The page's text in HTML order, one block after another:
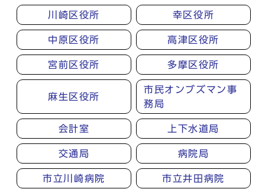
川崎区役所 幸区役所
中原区役所 高津区役所
宮前区役所 多摩区役所
麻生区役所
市民オンブズマン事
務局
会計室 上下水道局
交通局 病院局
市立川崎病院 市立井田病院